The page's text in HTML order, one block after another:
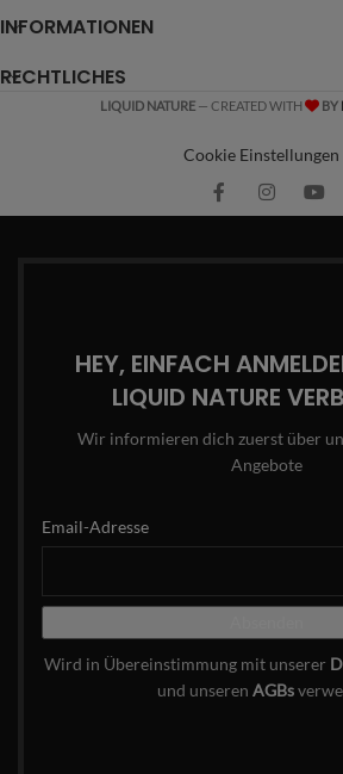
INFORMATIONEN
RECHTLICHES
LIQUID NATURE — CREATED WITH BY
Cookie Einstellungen
HEY, EINFACH
LIQUID NATURE
Wir informieren dich zuerst über
Angebote
Email-Adresse
Wird in Übereinstimmung mit unserer
und unseren AGBs